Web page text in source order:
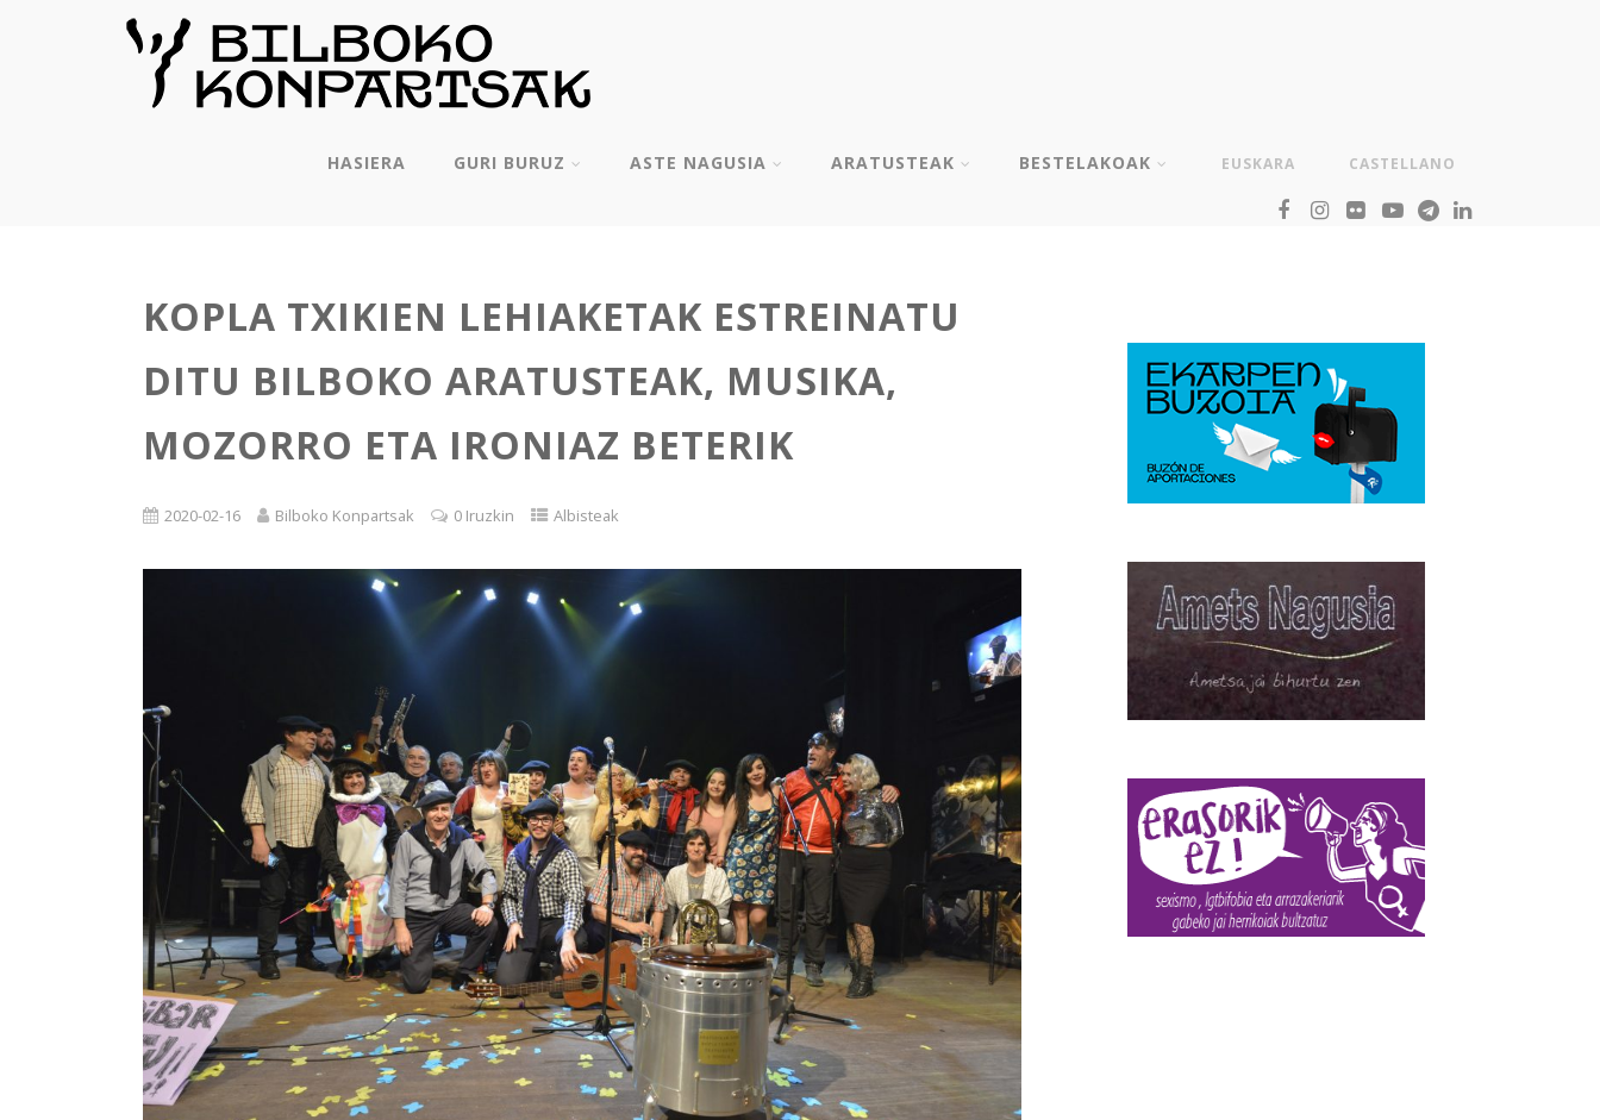
HASIERA GURI BURUZ ASTE NAGUSIA ARATUSTEAK BESTELAKOAK EUSKARA CASTELLANO
KOPLA TXIKIEN LEHIAKETAK ESTREINATU
DITU BILBOKO ARATUSTEAK, MUSIKA,
MOZORRO ETA IRONIAZ BETERIK
2020-02-16 Bilboko Konpartsak 0 Iruzkin Albisteak